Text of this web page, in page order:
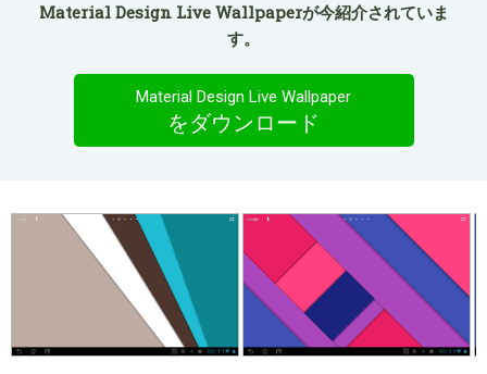
Material Design Live Wallpaperが今紹介されていま
す。
Material Design Live Wallpaper
をダウンロード